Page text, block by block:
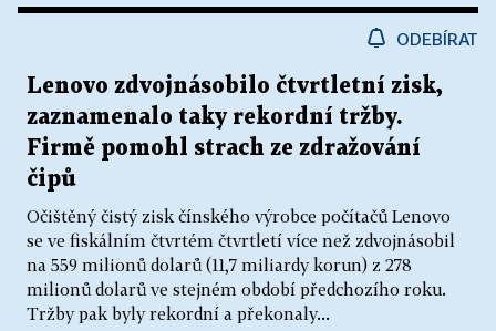
ODEBÍRAT
Lenovo zdvojnásobilo čtvrtletní zisk,
zaznamenalo taky rekordní tržby.
Firmě pomohl strach ze zdražování
čipů
Očištěný čistý zisk čínského výrobce počítačů Lenovo
se ve fiskálním čtvrtém čtvrtletí více než zdvojnásobil
na 559 milionů dolarů (11,7 miliardy korun) z 278
milionů dolarů ve stejném období předchozího roku.
Tržby pak byly rekordní a překonaly...